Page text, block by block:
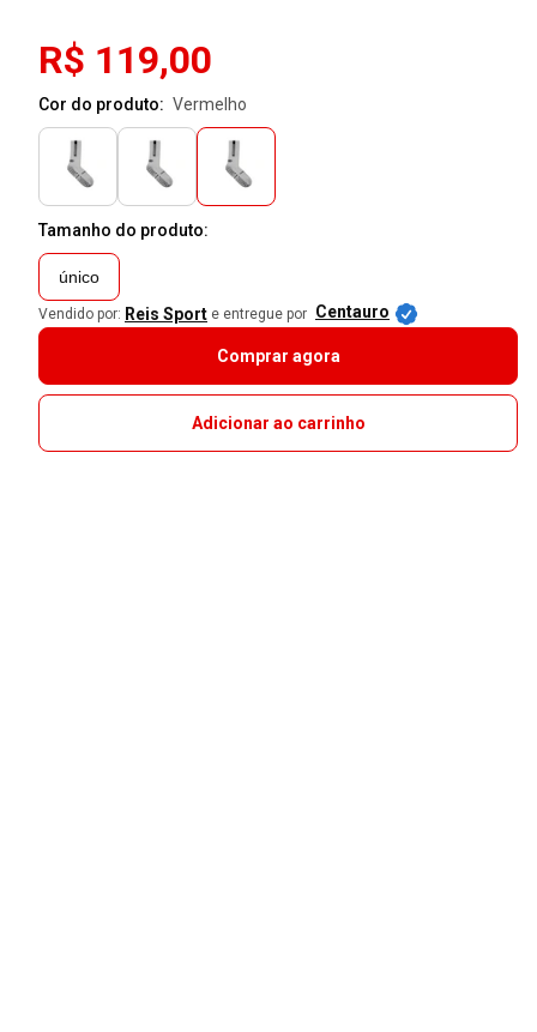
R$ 119,00
Cor do produto: vermelho
Tamanho do produto:
único
Vendido por: Reis Sport e entregue por Centauro
Comprar agora
Adicionar ao carrinho